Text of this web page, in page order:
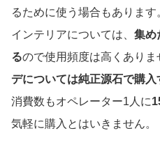
るために使う場合もあります
インテリアについては、 集め
るので使用頻度は高くありま
デについては純正源石で購入
消費数もオペレーター1人に
気軽に購入とはいきません。